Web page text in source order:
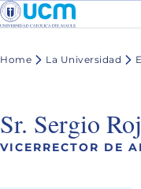
Home La Universidad
Sr. Sergio
VICERRECTOR DE